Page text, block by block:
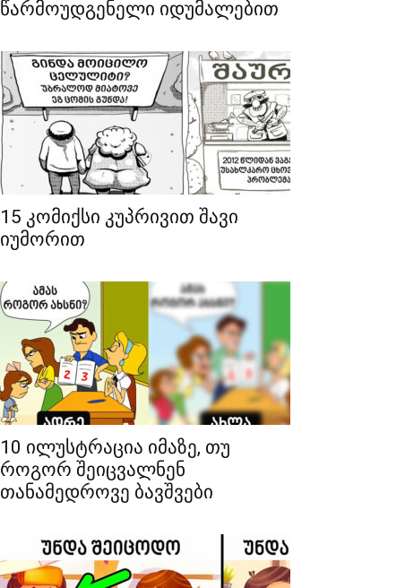
წარმოუდგენელი იდუმალებით
15 კომიქსი კუპრივით შავი
იუმორით
10 ილუსტრაცია იმაზე, თუ
როგორ შეიცვალნენ
თანამედროვე ბავშვები